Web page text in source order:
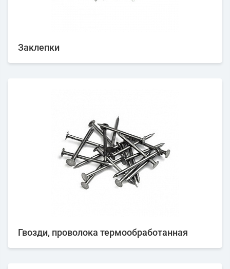
Заклепки
Гвозди, проволока термообработанная